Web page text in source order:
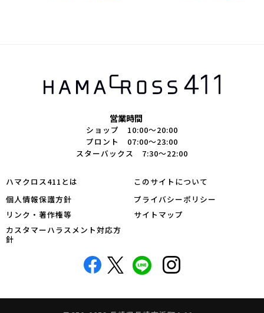
営業時間
ショップ 10:00～20:00
プロント 07:00～23:00
スターバックス 7:30～22:00
ハマクロス411とは
このサイトについて
個人情報保護方針
プライバシーポリシー
リンク・著作権等
サイトマップ
カスタマーハラスメント対応方
針